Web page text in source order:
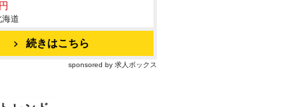
海道
続きはこちら
sponsored by 求人ボックス